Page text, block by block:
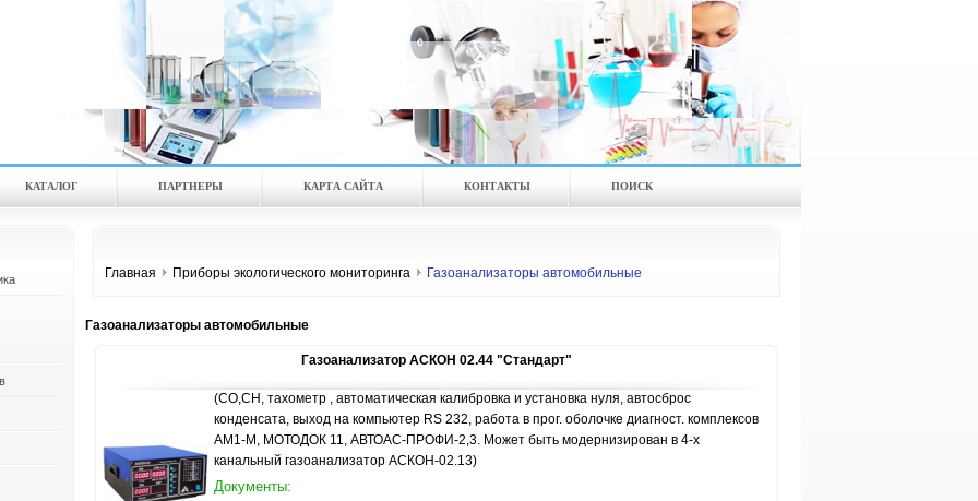
КАТАЛOГ ПАРТНЕРЫ КАРТА САЙТА КОНТАКТЫ ПОИСК
Главная Приборы экологического мониторинга Газоанализаторы автомобильные
Газоанализаторы автомобильные
Газоанализатор АСКОН 02.44 "Стандарт"
(СО,СН, тахометр , автоматическая калибровка и установка нуля, автосброс
конденсата, выход на компьютер RS 232, работа в прог. оболочке диагност. комплексов
АМ1-М, МОТОДОК 11, АВТОАС-ПРОФИ-2,3. Может быть модернизирован в 4-х
канальный газоанализатор АСКОН-02.13)
Документы: